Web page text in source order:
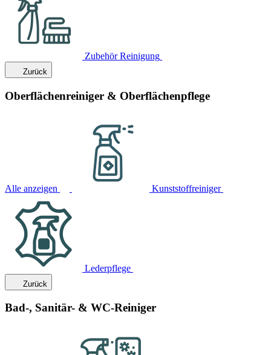
Zubehör Reinigung
Zurück
Oberflächenreiniger & Oberflächenpflege
Alle anzeigen Kunststoffreiniger
Lederpflege
Zurück
Bad-, Sanitär- & WC-Reiniger